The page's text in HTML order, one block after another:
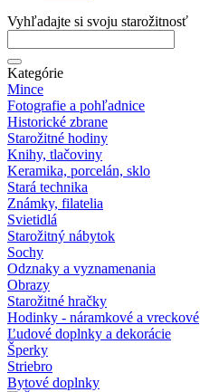
Vyhľadajte si svoju starožitnosť
Kategórie
Mince
Fotografie a pohľadnice
Historické zbrane
Starožitné hodiny
Knihy, tlačoviny
Keramika, porcelán, sklo
Stará technika
Známky, filatelia
Svietidlá
Starožitný nábytok
Sochy
Odznaky a vyznamenania
Obrazy
Starožitné hračky
Hodinky - náramkové a vreckové
Ľudové doplnky a dekorácie
Šperky
Striebro
Bytové doplnky